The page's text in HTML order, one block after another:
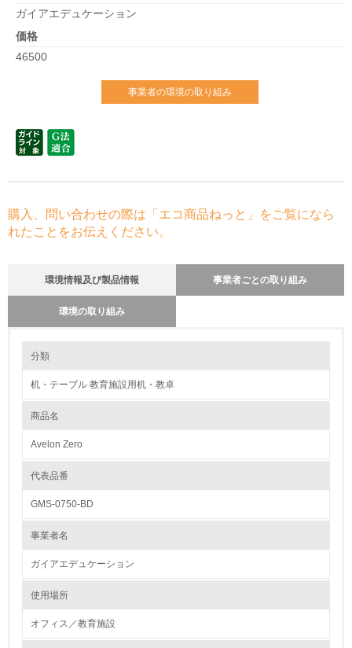
ガイアエデュケーション
価格
46500
事業者の環境の取り組み
購入、問い合わせの際は「エコ商品ねっと」をご覧になら
れたことをお伝えください。
環境情報及び製品情報 事業者ごとの取り組み
環境の取り組み
1.環境取り組み体制
オフィス家具の保守部品又は消耗品の供給期間は当該商品の製造終了後５
分類
机・テーブル 教育施設用机・教卓
商品名
Avelon Zero
代表品番
GMS-0750-BD
事業者名
ガイアエデュケーション
使用場所
オフィス／教育施設